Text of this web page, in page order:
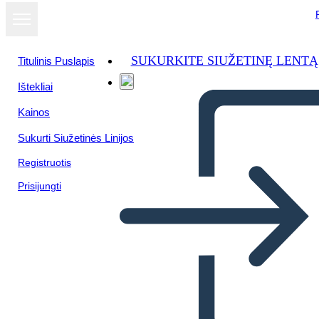
Titulinis Puslapis
Ištekliai
Kainos
Sukurti Siužetinės Linijos
Registruotis
Prisijungti
SUKURKITE SIUŽETINĘ LENTĄ
Žiūrėti kaip
skaidrių